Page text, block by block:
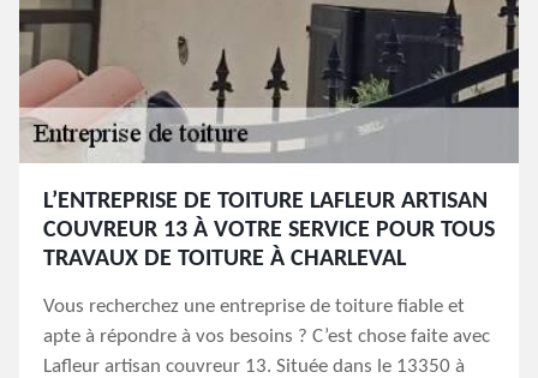
L’ENTREPRISE DE TOITURE LAFLEUR ARTISAN
COUVREUR 13 À VOTRE SERVICE POUR TOUS
TRAVAUX DE TOITURE À CHARLEVAL
Vous recherchez une entreprise de toiture fiable et
apte à répondre à vos besoins ? C’est chose faite avec
Lafleur artisan couvreur 13. Située dans le 13350 à